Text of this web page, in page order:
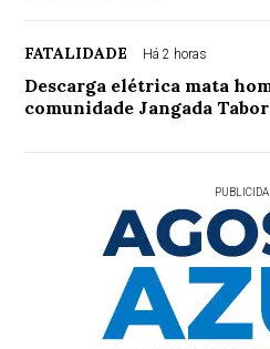
FATALIDADE Há 2 horas
Descarga elétrica mata
comunidade Jangada